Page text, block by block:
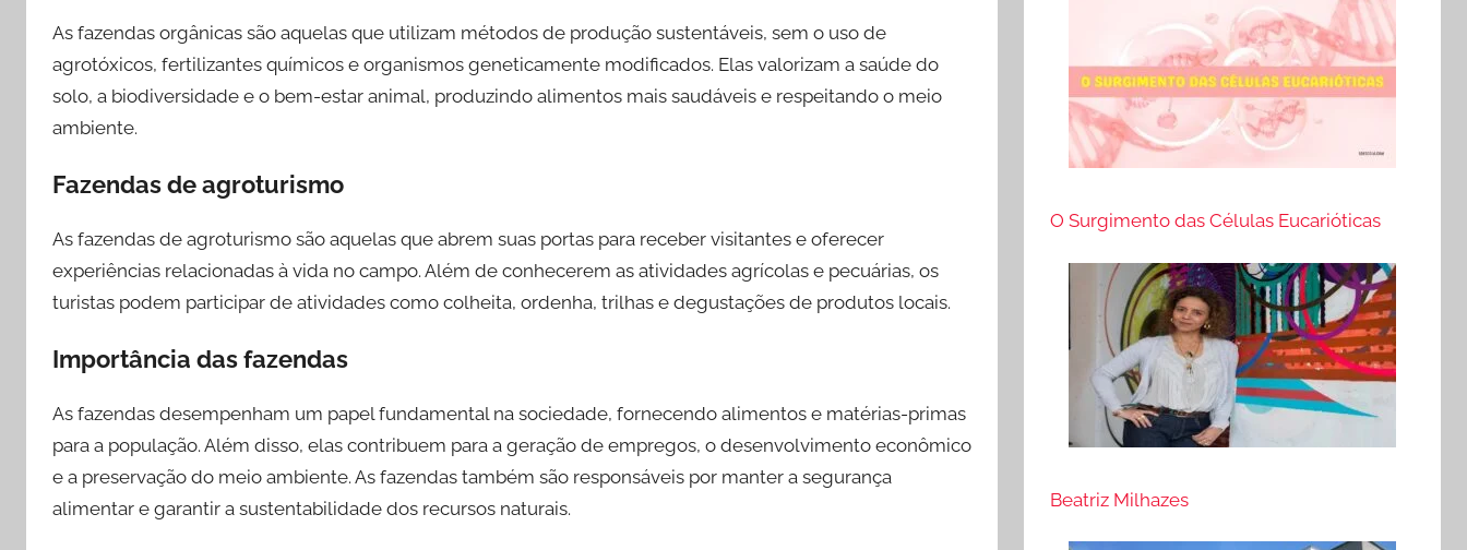
As fazendas orgânicas são aquelas que utilizam métodos de produção sustentáveis, sem o uso de
agrotóxicos, fertilizantes químicos e organismos geneticamente modificados. Elas valorizam a saúde do
solo, a biodiversidade e o bem-estar animal, produzindo alimentos mais saudáveis e respeitando o meio
ambiente.
Fazendas de agroturismo
As fazendas de agroturismo são aquelas que abrem suas portas para receber visitantes e oferecer
experiências relacionadas à vida no campo. Além de conhecerem as atividades agrícolas e pecuárias, os
turistas podem participar de atividades como colheita, ordenha, trilhas e degustações de produtos locais.
Importância das fazendas
As fazendas desempenham um papel fundamental na sociedade, fornecendo alimentos e matérias-primas
para a população. Além disso, elas contribuem para a geração de empregos, o desenvolvimento econômico
e a preservação do meio ambiente. As fazendas também são responsáveis por manter a segurança
alimentar e garantir a sustentabilidade dos recursos naturais.
O Surgimento das Células Eucarióticas
Beatriz Milhazes